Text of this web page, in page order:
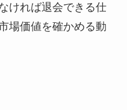
ければ退会できる仕
場価値を確かめる動